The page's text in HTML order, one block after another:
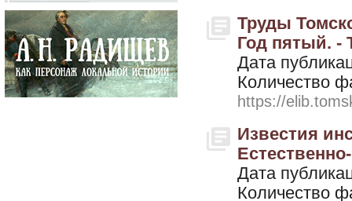
Труды
Год пятый. -
Дата
Количество
https://
Известия
Дата
Количество